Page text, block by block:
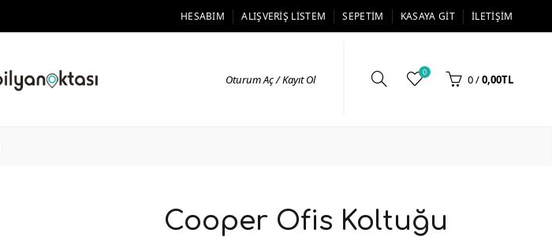
HESABIM ALIŞVERIŞ LISTEM SEPETIM KASAYA GIT İLETIŞIM
Oturum Aç / Kayıt Ol 0 0/0,00TL
Cooper Ofis Koltuğu